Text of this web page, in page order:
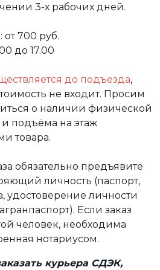
3-х рабочих дней.
от 700 руб.
до 17.00
до подъезда,
не входит. Просим
о наличии физической
подъёма на этаж
товара.
обязательно предъявите
личность (паспорт,
удостоверение личности
Если заказ
человек, необходима
нотариусом.
курьера СДЭК,